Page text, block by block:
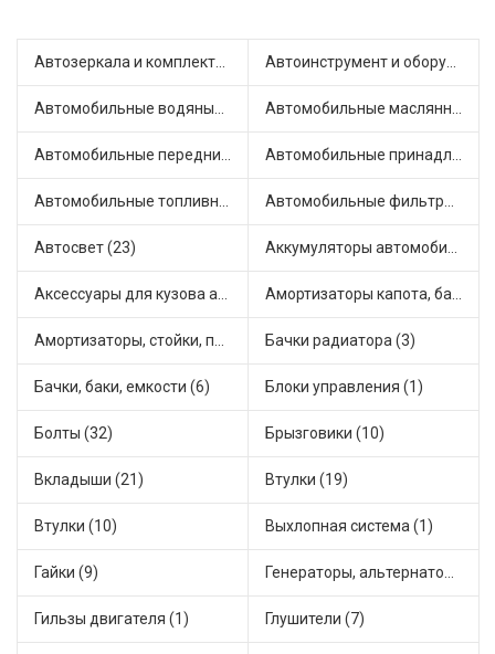
Автозеркала и комплектующие (13) Автоинструмент и оборудование (3)
Автомобильные водяные насосы (16) Автомобильные маслянные насосы (4)
Автомобильные передние фары (7) Автомобильные принадлежности и аксессуары (4)
Автомобильные топливные насосы (33) Автомобильные фильтры (1)
Автосвет (23) Аккумуляторы автомобильные (1)
Аксессуары для кузова автомобиля (3) Амортизаторы капота, багажника (6)
Амортизаторы, стойки, подушки стоек (49) Бачки радиатора (3)
Бачки, баки, емкости (6) Блоки управления (1)
Болты (32) Брызговики (10)
Вкладыши (21) Втулки (19)
Втулки (10) Выхлопная система (1)
Гайки (9) Генераторы, альтернаторы и комплектующие (43)
Гильзы двигателя (1) Глушители (7)